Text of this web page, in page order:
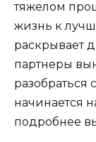
тяжелом
жизнь к
раскрывает
партнеры
разобраться
начинается
подробнее